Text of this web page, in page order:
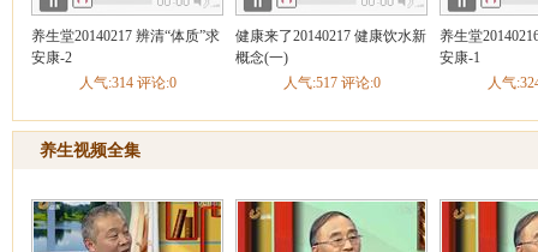
养生堂20140217 辨清“体质”求
安康-2
人气:314 评论:0
健康来了20140217 健康饮水新
概念(一)
人气:517 评论:0
养生堂
安康-1
人气
养生视频全集